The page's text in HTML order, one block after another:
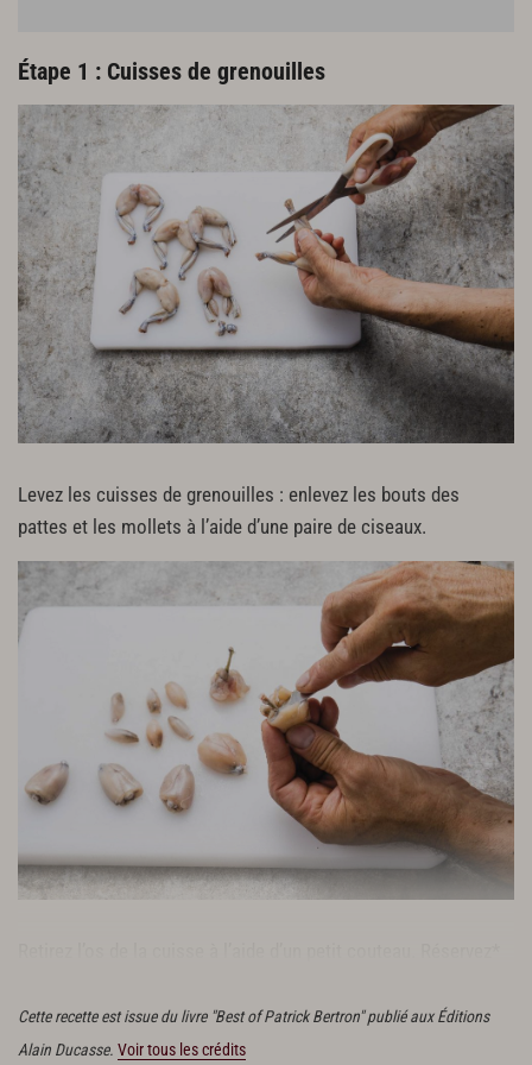
2 cl d’huile de navette
40 g de purée d’ail
2 c. à c. de curry vert en poudre
30 g de farine
50 g de graisse de canard
40 g de beurre
Sel fin
Gros sel
Poivre du moulin
Étape 1 : Cuisses de grenouilles
Levez les cuisses de grenouilles : enlevez les bouts des
pattes et les mollets à l’aide d’une paire de ciseaux.
Cette recette est issue du livre "Best of Patrick Bertron" publié aux Éditions
Alain Ducasse. Voir tous les crédits